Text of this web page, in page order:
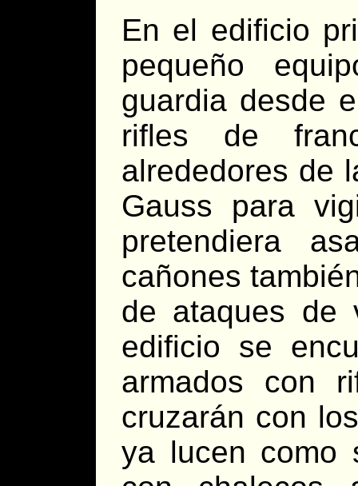
En el edificio
pequeño
guardia desde
rifles de
alrededores de
Gauss para
pretendiera
cañones
de ataques de
edificio se
armados con
cruzarán con
ya lucen como